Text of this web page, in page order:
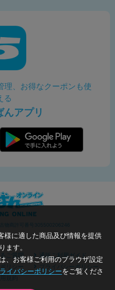
理、お得なクーポンも使
る
んアプリ
物商許可番号305500206246
るご質問
通販ご利用ガイド
リシー
プライバシーポリシー
規約
様に適した商品及び情報を提供
ます。
、お客様ご利用のブラウザ設定
イバシーポリシーをご覧くださ